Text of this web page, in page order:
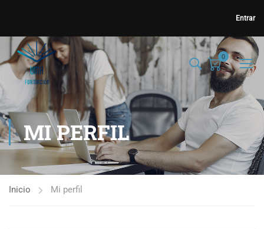
Entrar
0
MI PERFIL
Inicio Mi perfil